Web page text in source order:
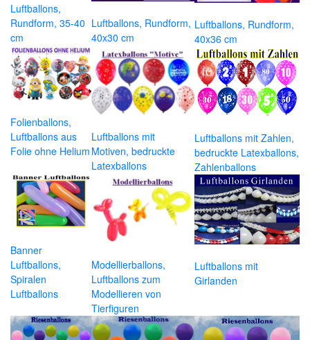
Luftballons,
Rundform, 35-40
cm
Luftballons, Rundform,
40x30 cm
Luftballons, Rundform,
40x36 cm
Folienballons,
Luftballons aus
Folie ohne Helium
Luftballons mit
Motiven, bedruckte
Latexballons
Luftballons mit Zahlen,
bedruckte Latexballons,
Zahlenballons
Banner
Luftballons,
Spiralen
Luftballons
Modellierballons,
Luftballons zum
Modellieren von
Tierfiguren
Luftballons mit
Girlanden